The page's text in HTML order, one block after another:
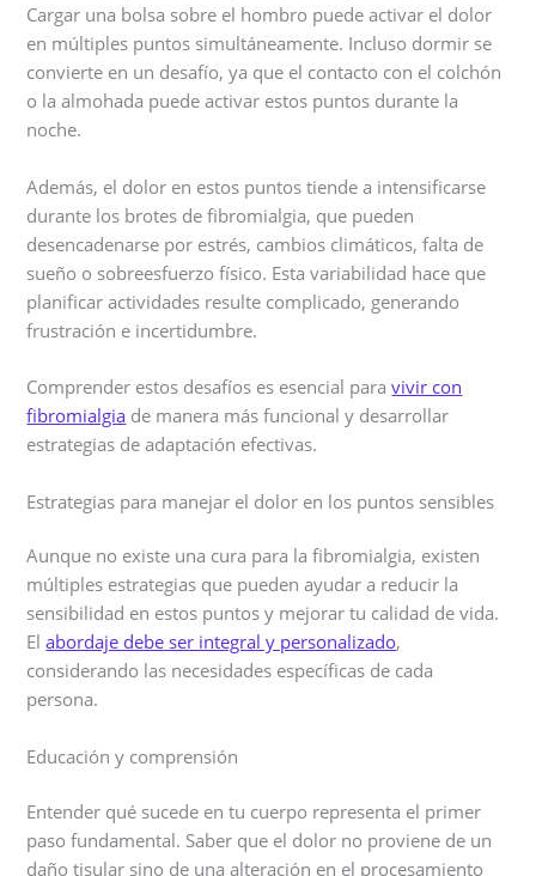
Cargar una bolsa sobre el hombro puede activar el dolor
en múltiples puntos simultáneamente. Incluso dormir se
convierte en un desafío, ya que el contacto con el colchón
o la almohada puede activar estos puntos durante la
noche.
Además, el dolor en estos puntos tiende a intensificarse
durante los brotes de fibromialgia, que pueden
desencadenarse por estrés, cambios climáticos, falta de
sueño o sobreesfuerzo físico. Esta variabilidad hace que
planificar actividades resulte complicado, generando
frustración e incertidumbre.
Comprender estos desafíos es esencial paravivir con
fibromialgia de manera más funcional y desarrollar
estrategias de adaptación efectivas.
Estrategias para manejar el dolor en los puntos sensibles
Aunque no existe una cura para la fibromialgia, existen
múltiples estrategias que pueden ayudar a reducir la
sensibilidad en estos puntos y mejorar tu calidad de vida.
Elabordaje debe ser integral y personalizado,
considerando las necesidades específicas de cada
persona.
Educación y comprensión
Entender qué sucede en tu cuerpo representa el primer
paso fundamental. Saber que el dolor no proviene de un
daño tisular sino de una alteración en el procesamiento